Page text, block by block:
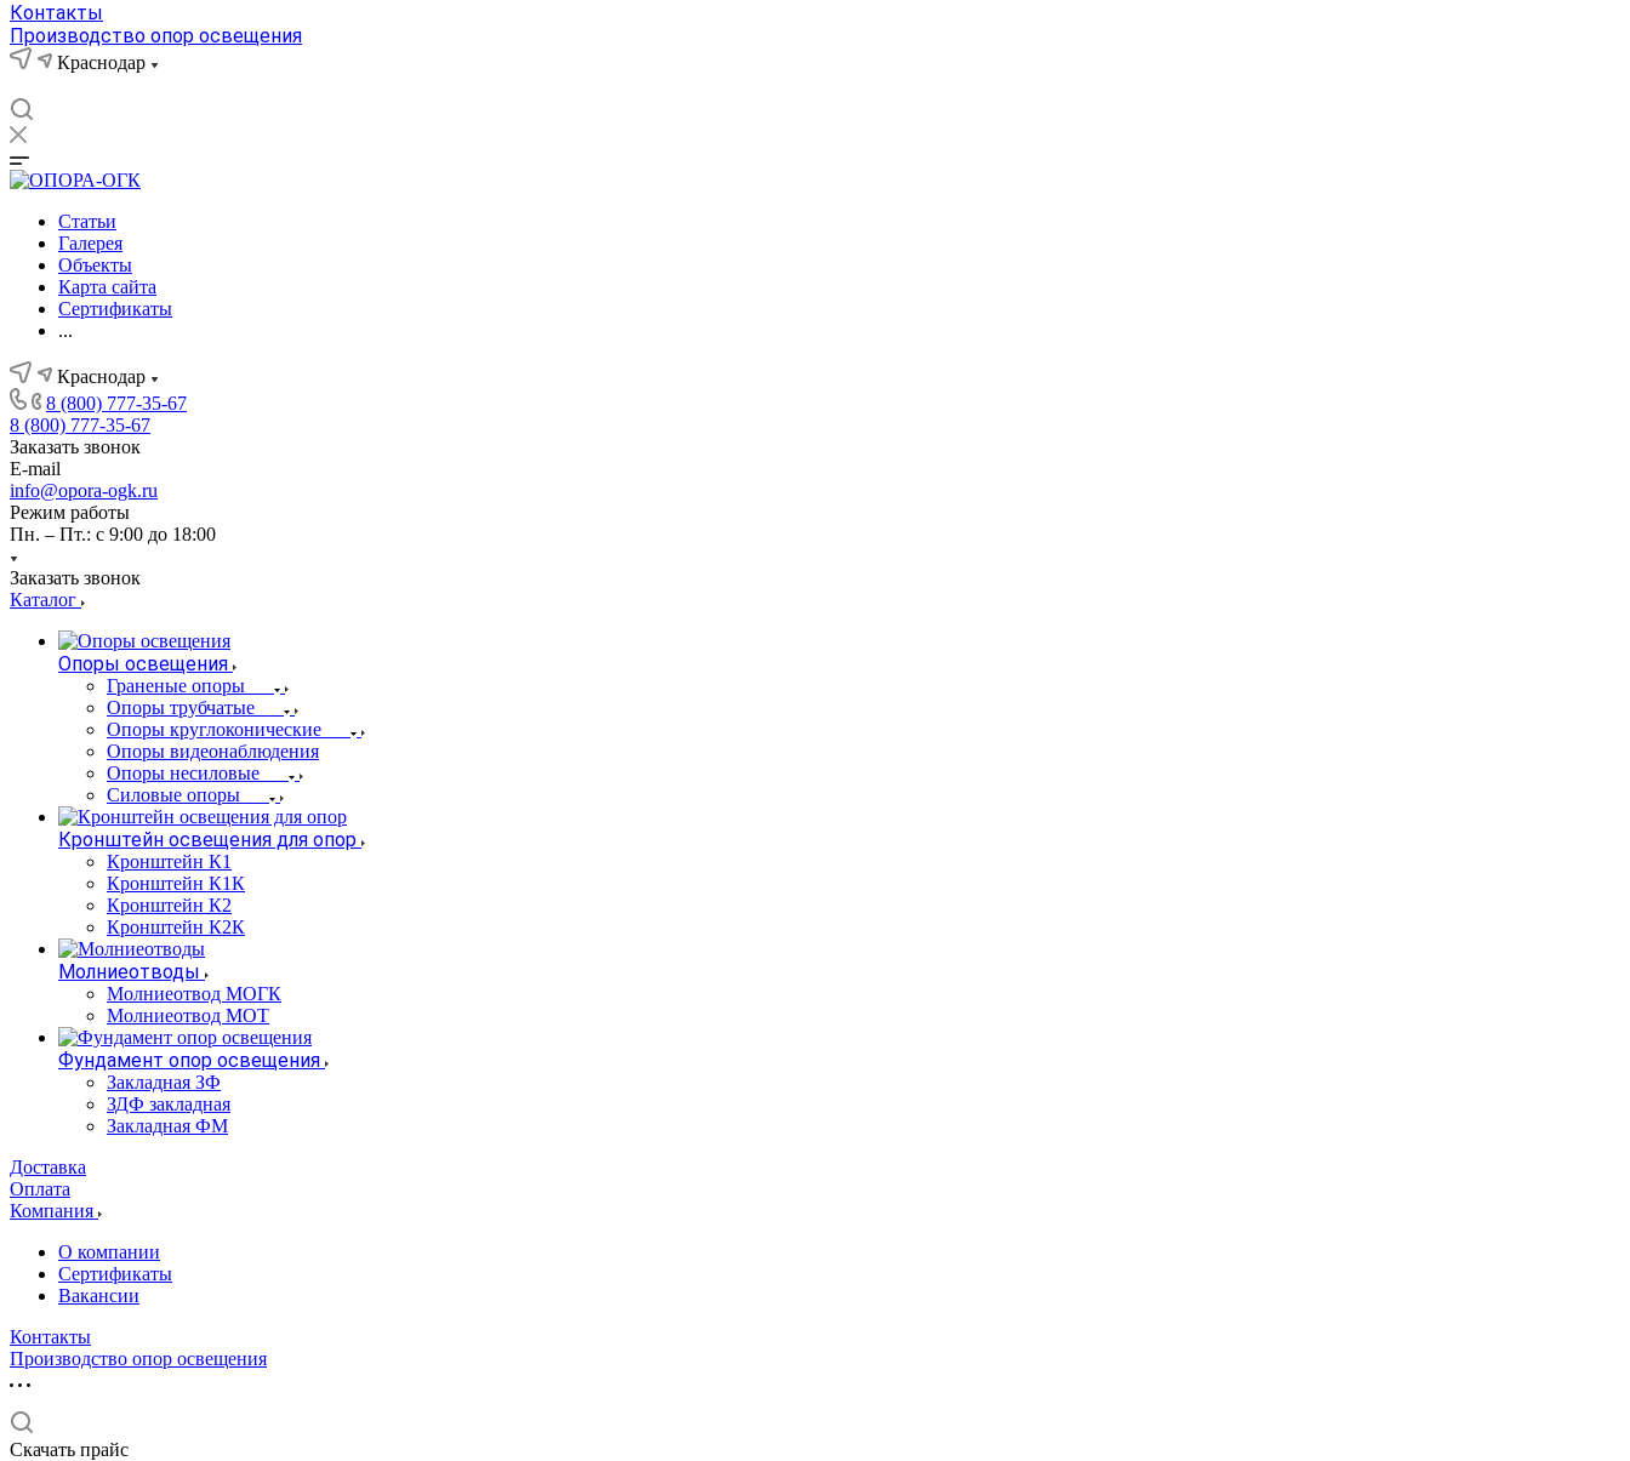
Контакты
Производство опор освещения
Краснодар
Статьи
Галерея
Объекты
Карта сайта
Сертификаты
...
Краснодар
8 (800) 777-35-67
8 (800) 777-35-67
Заказать звонок
E-mail
info@opora-ogk.ru
Режим работы
Пн. – Пт.: с 9:00 до 18:00
Заказать звонок
Каталог
Опоры освещения
Граненые опоры
Опоры трубчатые
Опоры круглоконические
Опоры видеонаблюдения
Опоры несиловые
Силовые опоры
Кронштейн освещения для опор
Кронштейн К1
Кронштейн К1К
Кронштейн К2
Кронштейн К2К
Молниеотводы
Молниеотвод МОГК
Молниеотвод МОТ
Фундамент опор освещения
Закладная ЗФ
ЗДФ закладная
Закладная ФМ
Доставка
Оплата
Компания
О компании
Сертификаты
Вакансии
Контакты
Производство опор освещения
Скачать прайс